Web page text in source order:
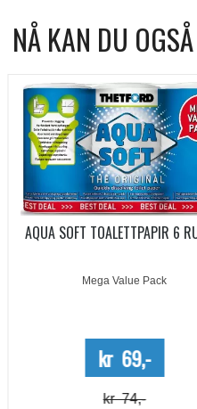
NÅ KAN DU
POWERPODS BLUE
kr 340,-